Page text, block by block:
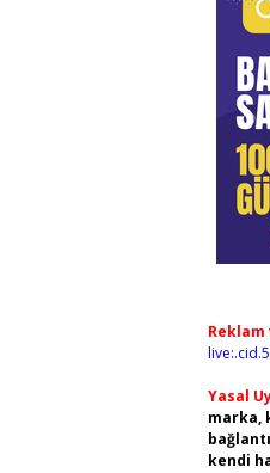
Yasal
marka,
kendi